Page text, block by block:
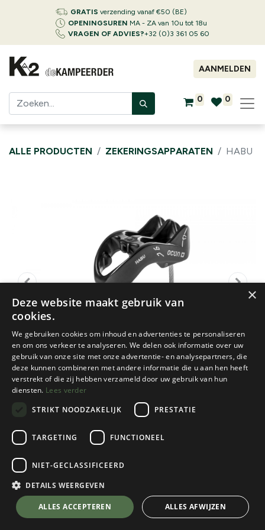
GRATIS verzending vanaf €50 (BE)
OPENINGSUREN MA - ZA van 10u tot 18u
VRAGEN OF ADVIES?+32 (0)3 361 05 60
AANMELDEN
0 0
ALLE PRODUCTEN ZEKERINGSAPPARATEN HABU
Ocun
Habu
Anthracite
€ 29,95
💬 Stel je vraag over dit product via WhatsApp
×
Deze website maakt gebruik van
cookies.
We gebruiken cookies om inhoud en advertenties te personaliseren
en om ons verkeer te analyseren. We delen ook informatie over uw
gebruik van onze site met onze advertentie- en analysepartners, die
deze kunnen combineren met andere informatie die u aan hen heeft
verstrekt of die zij hebben verzameld door uw gebruik van hun
diensten. Lees verder
STRIKT NOODZAKELIJK
PRESTATIE
TARGETING FUNCTIONEEL
NIET-GECLASSIFICEERD
DETAILS WEERGEVEN
ALLES ACCEPTEREN ALLES AFWIJZEN